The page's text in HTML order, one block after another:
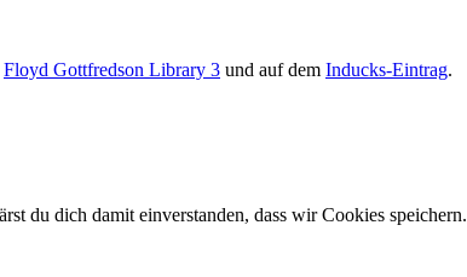
Floyd Gottfredson Library 3 und auf dem Inducks-Eintrag.
du dich damit einverstanden, dass wir Cookies speichern.